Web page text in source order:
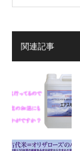
関連記事